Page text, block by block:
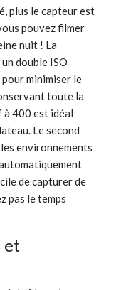
plus le capteur est
pouvez filmer
nuit ! La
double ISO
minimiser le
toute la
à 400 est idéal
Le second
environnements
de capturer de
pas le temps
et